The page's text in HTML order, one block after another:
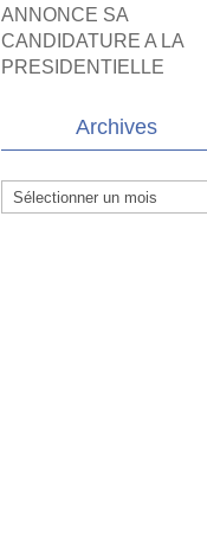
ANNONCE SA
CANDIDATURE A LA
PRESIDENTIELLE
Archives
Archives